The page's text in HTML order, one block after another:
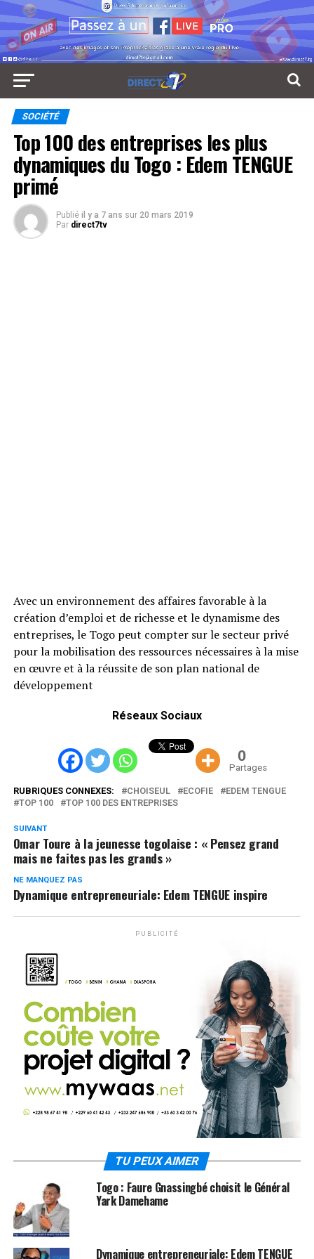
SOCIÉTÉ
Top 100 des entreprises les plus
dynamiques du Togo : Edem TENGUE
primé
Publié il y a 7 ans sur 20 mars 2019
Par direct7tv
Avec un environnement des affaires favorable à la
création d’emploi et de richesse et le dynamisme des
entreprises, le Togo peut compter sur le secteur privé
pour la mobilisation des ressources nécessaires à la mise
en œuvre et à la réussite de son plan national de
développement
Réseaux Sociaux
0
Partages
RUBRIQUES CONNEXES: CHOISEUL ECOFIE
EDEM TENGUE
TOP 100
TOP 100 DES ENTREPRISES
SUIVANT
Omar Toure à la jeunesse togolaise : « Pensez grand
mais ne faites pas les grands »
NE MANQUEZ PAS
Dynamique entrepreneuriale: Edem TENGUE inspire
PUBLICITÉ
TU PEUX AIMER
Togo : Faure Gnassingbé choisit le Général
Yark Damehame
Dynamique entrepreneuriale: Edem TENGUE